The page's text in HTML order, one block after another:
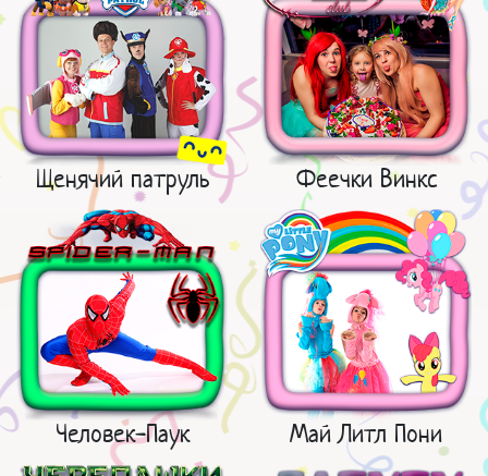
Щенячий патруль Феечки Винкс
Человек-Паук Май Литл Пони